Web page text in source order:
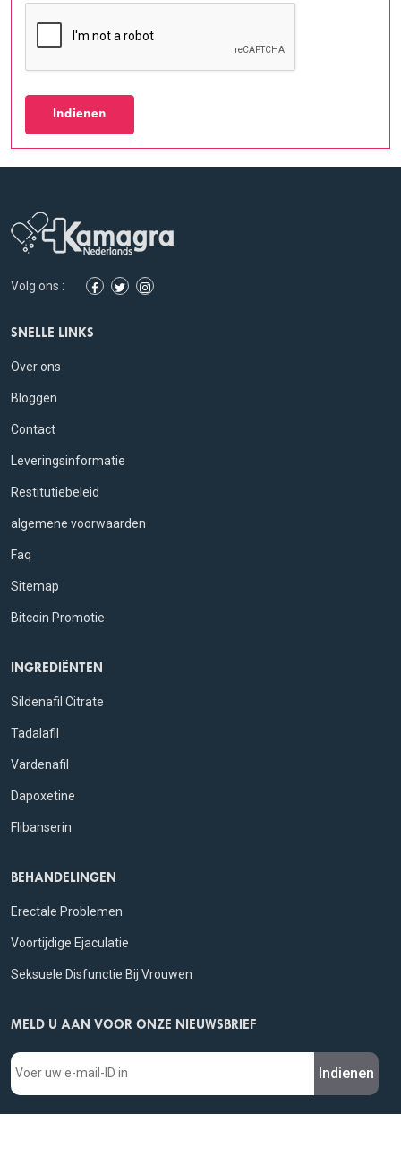
Indienen
Volg ons :
SNELLE LINKS
Over ons
Bloggen
Contact
Leveringsinformatie
Restitutiebeleid
algemene voorwaarden
Faq
Sitemap
Bitcoin Promotie
INGREDIËNTEN
Sildenafil Citrate
Tadalafil
Vardenafil
Dapoxetine
Flibanserin
BEHANDELINGEN
Erectale Problemen
Voortijdige Ejaculatie
Seksuele Disfunctie Bij Vrouwen
MELD U AAN VOOR ONZE NIEUWSBRIEF
Indienen